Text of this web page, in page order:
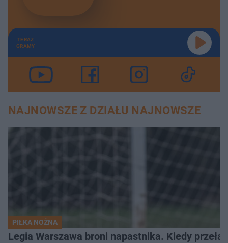
TERAZ
GRAMY
NAJNOWSZE Z DZIAŁU NAJNOWSZE
PIŁKA NOŻNA
Legia Warszawa broni napastnika. Kiedy